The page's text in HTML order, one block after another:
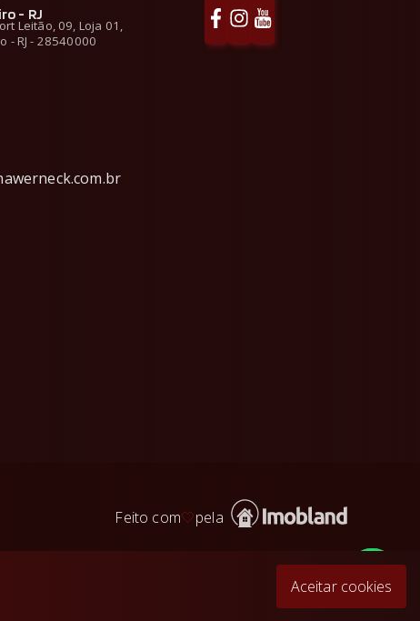
- RJ
Leitão, 09, Loja 01,
- RJ - 28540000
Feito com🤍pela
Aceitar cookies